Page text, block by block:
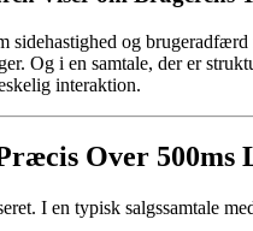
sidehastighed og
Og i en samtale, der er
interaktion.
Over 500ms
I en typisk salgssamtale